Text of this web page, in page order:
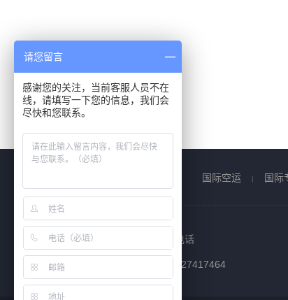
国际空运 | 国际
联系电话
0755-27417464
请您留言
感谢您的关注，当前客服人员不在
线，请填写一下您的信息，我们会
尽快和您联系。